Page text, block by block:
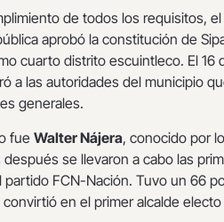
de todos los requisitos,
aprobó la constitución de
cuarto distrito escuintleco. El 16
a las autoridades del municipio
generales.
fue Walter Nájera, conocido por
después se llevaron a cabo las
partido FCN-Nación. Tuvo un 66
en el primer alcalde